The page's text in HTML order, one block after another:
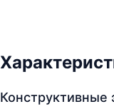
Конструктивные